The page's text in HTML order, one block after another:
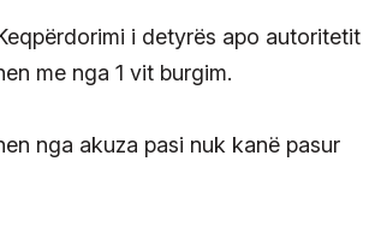
i detyrës apo autoritetit
me nga 1 vit burgim.
nga akuza pasi nuk kanë pasur